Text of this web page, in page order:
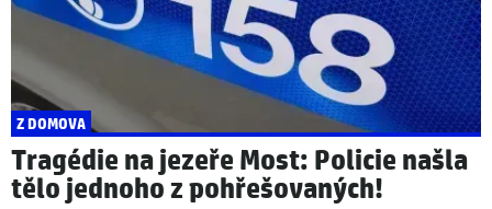
Z DOMOVA
Tragédie na jezeře Most: Policie našla
tělo jednoho z pohřešovaných!